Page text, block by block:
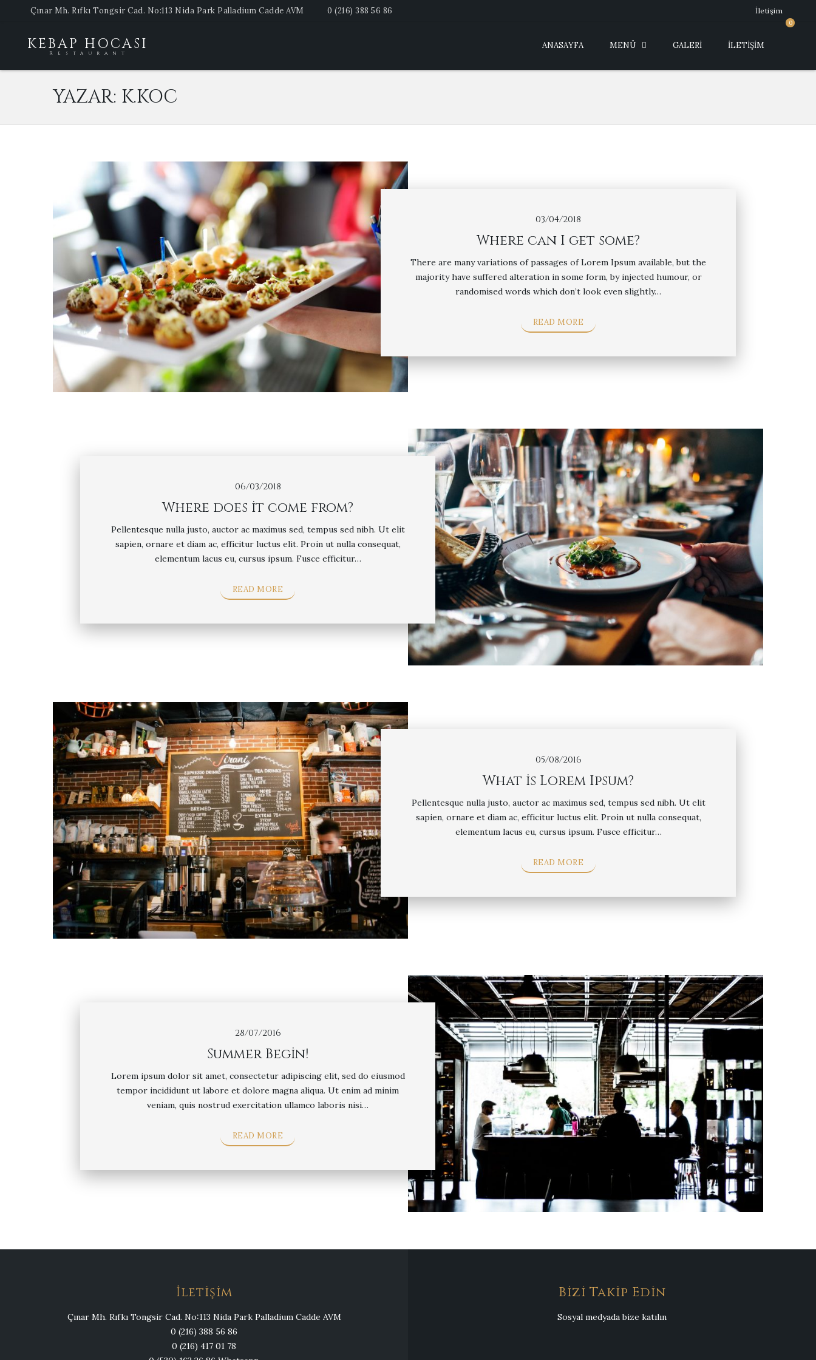
İletişim
Çınar Mh. Rıfkı Tongsir Cad. No:113 Nida Park Palladium Cadde AVM 0 (216) 388 56 86
KEBAP HOCASI
Restaurant
0
ANASAYFA MENÜ GALERI İLETIŞIM
YAZAR: K.KOC
03/04/2018
Where can I get some?
There are many variations of passages of Lorem Ipsum available, but the
majority have suffered alteration in some form, by injected humour, or
randomised words which don’t look even slightly…
READ MORE
06/03/2018
Where does it come from?
Pellentesque nulla justo, auctor ac maximus sed, tempus sed nibh. Ut elit
sapien, ornare et diam ac, efficitur luctus elit. Proin ut nulla consequat,
elementum lacus eu, cursus ipsum. Fusce efficitur…
READ MORE
05/08/2016
What is Lorem Ipsum?
Pellentesque nulla justo, auctor ac maximus sed, tempus sed nibh. Ut elit
sapien, ornare et diam ac, efficitur luctus elit. Proin ut nulla consequat,
elementum lacus eu, cursus ipsum. Fusce efficitur…
READ MORE
28/07/2016
Summer Begin!
Lorem ipsum dolor sit amet, consectetur adipiscing elit, sed do eiusmod
tempor incididunt ut labore et dolore magna aliqua. Ut enim ad minim
veniam, quis nostrud exercitation ullamco laboris nisi…
READ MORE
İletişim
Çınar Mh. Rıfkı Tongsir Cad. No:113 Nida Park Palladium Cadde AVM
0 (216) 388 56 86
0 (216) 417 01 78
Bizi Takip Edin
Sosyal medyada bize katılın